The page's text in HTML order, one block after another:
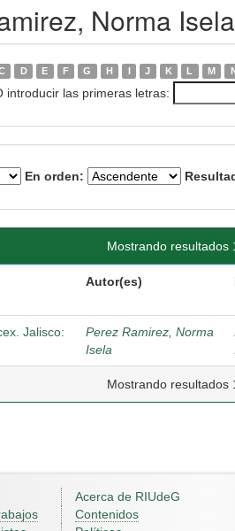
Norma Isela
D E F G H I J K L M
introducir las primeras letras:
En orden:
Mostrando resultados
Autor(es)
Jalisco:
Perez Ramirez, Norma
Isela
Mostrando resultados
Acerca de RIUdeG
Contenidos